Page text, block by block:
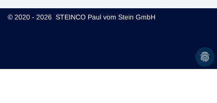
© 2020 - 2026 STEINCO Paul vom Stein GmbH